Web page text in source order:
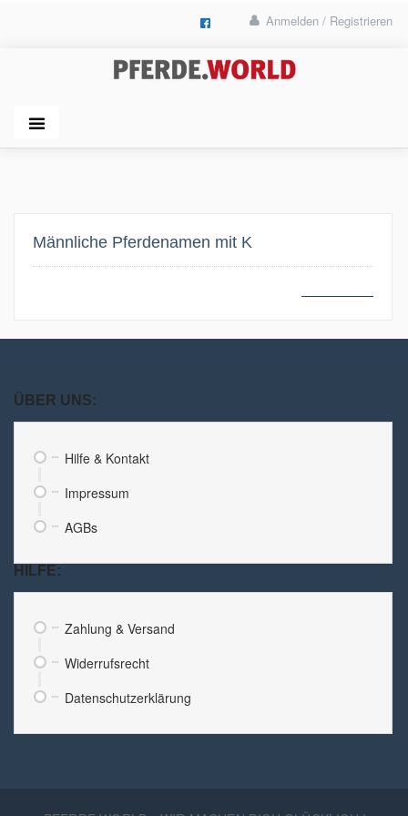
Anmelden / Registrieren
Männliche Pferdenamen mit K
ÜBER UNS:
Hilfe & Kontakt
Impressum
AGBs
HILFE:
Zahlung & Versand
Widerrufsrecht
Datenschutzerklärung